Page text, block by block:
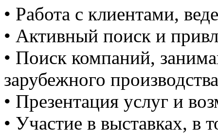
• Работа с клиентами,
• Активный поиск и
• Поиск компаний,
зарубежного производства
• Презентация услуг и
• Участие в выставках,